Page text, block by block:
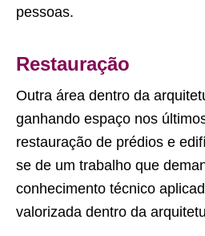
pessoas.
Restauração
Outra área dentro da
ganhando espaço nos
restauração de prédios e
se de um trabalho que
conhecimento técnico
valorizada dentro da